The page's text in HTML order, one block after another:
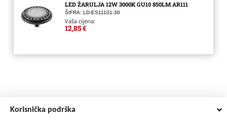
LED ŽARULJA 12W 3000K GU10 850LM AR111
ŠIFRA: LD-ES11101-30
Vaša cijena:
12,85 €
Korisnička podrška